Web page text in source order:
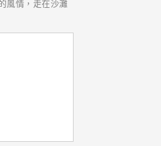
風情，走在沙灘